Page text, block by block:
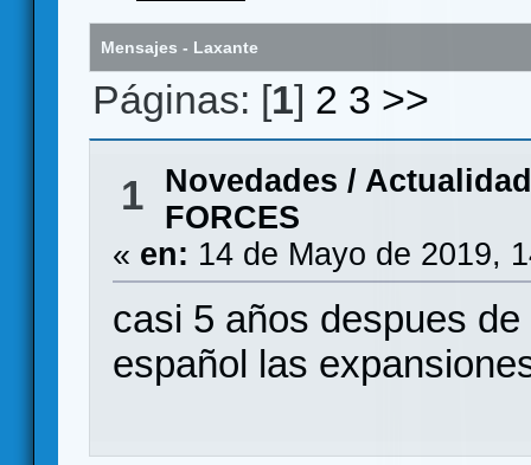
Mensajes - Laxante
Páginas: [1] 2 3 >>
1
Novedades / Actualidad
FORCES
« en: 14 de Mayo de 2019,
casi 5 años despues
español las